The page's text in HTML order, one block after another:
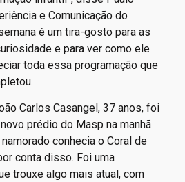
e Comunicação do
é um tira-gosto para as
e para ver como ele
toda essa programação que
Carlos Casangel, 37 anos, foi
prédio do Masp na manhã
conhecia o Coral de
conta disso. Foi uma
trouxe algo mais atual, com